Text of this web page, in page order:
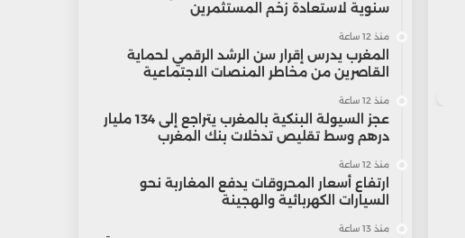
سنوية لاستعادة زخم المستثمرين
منذ 12 ساعة
المغرب يدرس إقرار سن الرشد الرقمي لحماية
القاصرين من مخاطر المنصات الاجتماعية
منذ 12 ساعة
عجز السيولة البنكية بالمغرب يتراجع إلى 134 مليار
درهم وسط تقليص تدخلات بنك المغرب
منذ 12 ساعة
ارتفاع أسعار المحروقات يدفع المغاربة نحو
السيارات الكهربائية والهجينة
منذ 13 ساعة